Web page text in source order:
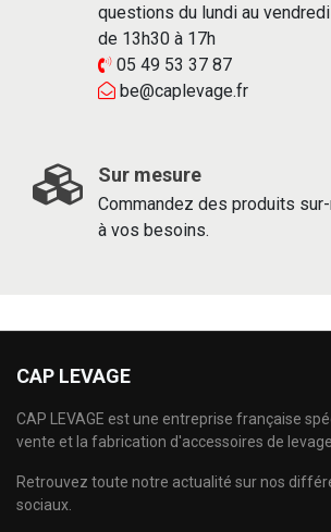
questions du lundi au
de 13h30 à 17h
05 49 53 37 87
be@caplevage.fr
Sur mesure
Commandez des produits
à vos besoins.
CAP LEVAGE
CAP LEVAGE est une entreprise française
vente et la fabrication d'accessoires de
Retrouvez toute notre actualité sur nos
sociaux.